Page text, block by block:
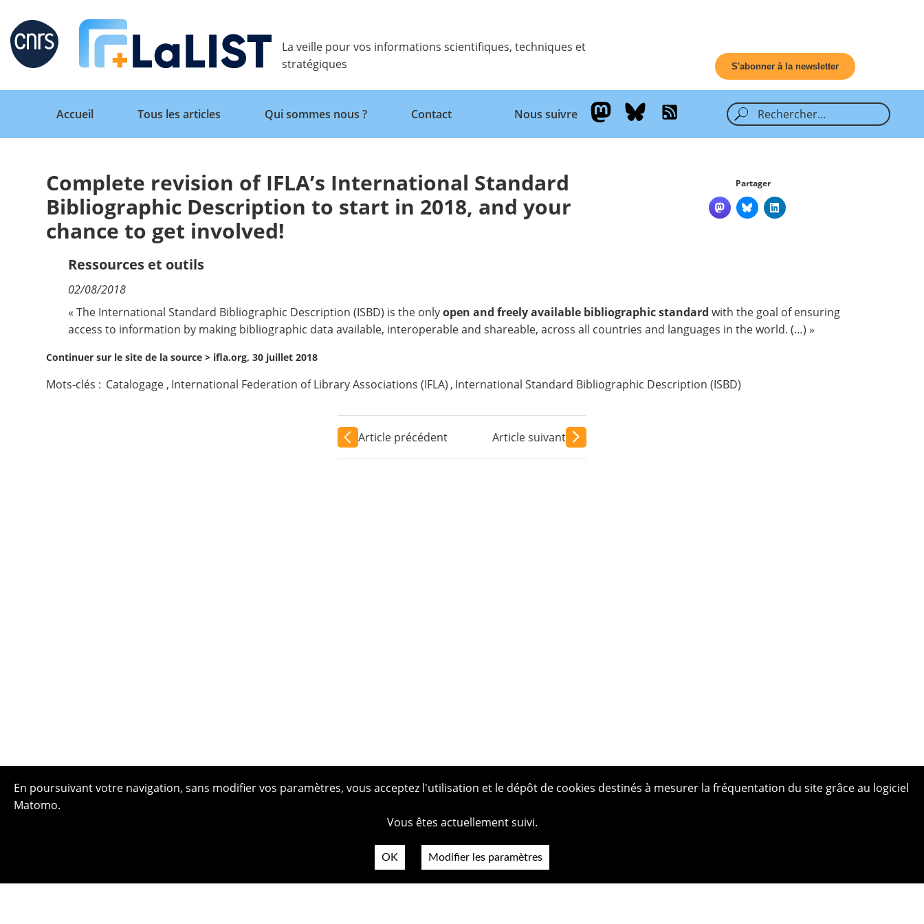
Retour
Accueil
Tous les articles
Qui sommes nous ?
La veille pour vos informations scientifiques, techniques et
stratégiques
S'abonner à la newsletter
Retour
Accueil
Tous les articles Qui sommes nous ? Contact Nous suivre
Complete revision of IFLA’s International Standard
Bibliographic Description to start in 2018, and your
chance to get involved!
Partager
Ressources et outils
02/08/2018
« The International Standard Bibliographic Description (ISBD) is the onlyopen and freely available bibliographic standard with the goal of ensuring
access to information by making bibliographic data available, interoperable and shareable, across all countries and languages in the world. (…) »
Continuer sur le site de la source > ifla.org, 30 juillet 2018
Mots-clés : Catalogage , International Federation of Library Associations (IFLA) , International Standard Bibliographic Description (ISBD)
Article précédent Article suivant
En poursuivant votre navigation, sans modifier vos paramètres, vous acceptez l'utilisation et le dépôt de cookies destinés à mesurer la fréquentation du site grâce au logiciel
Matomo.
Vous êtes actuellement suivi.
OK Modifier les paramètres